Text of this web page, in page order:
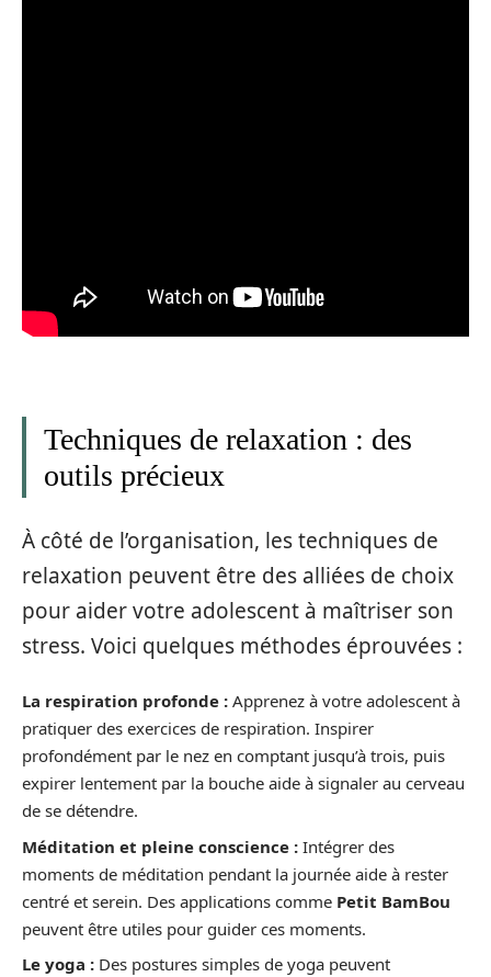
Techniques de relaxation : des
outils précieux
À côté de l’organisation, les techniques de
relaxation peuvent être des alliées de choix
pour aider votre adolescent à maîtriser son
stress. Voici quelques méthodes éprouvées :
La respiration profonde : Apprenez à votre adolescent à
pratiquer des exercices de respiration. Inspirer
profondément par le nez en comptant jusqu’à trois, puis
expirer lentement par la bouche aide à signaler au cerveau
de se détendre.
Méditation et pleine conscience : Intégrer des
moments de méditation pendant la journée aide à rester
centré et serein. Des applications comme Petit BamBou
peuvent être utiles pour guider ces moments.
Le yoga : Des postures simples de yoga peuvent